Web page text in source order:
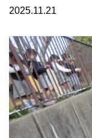
2025.11.21